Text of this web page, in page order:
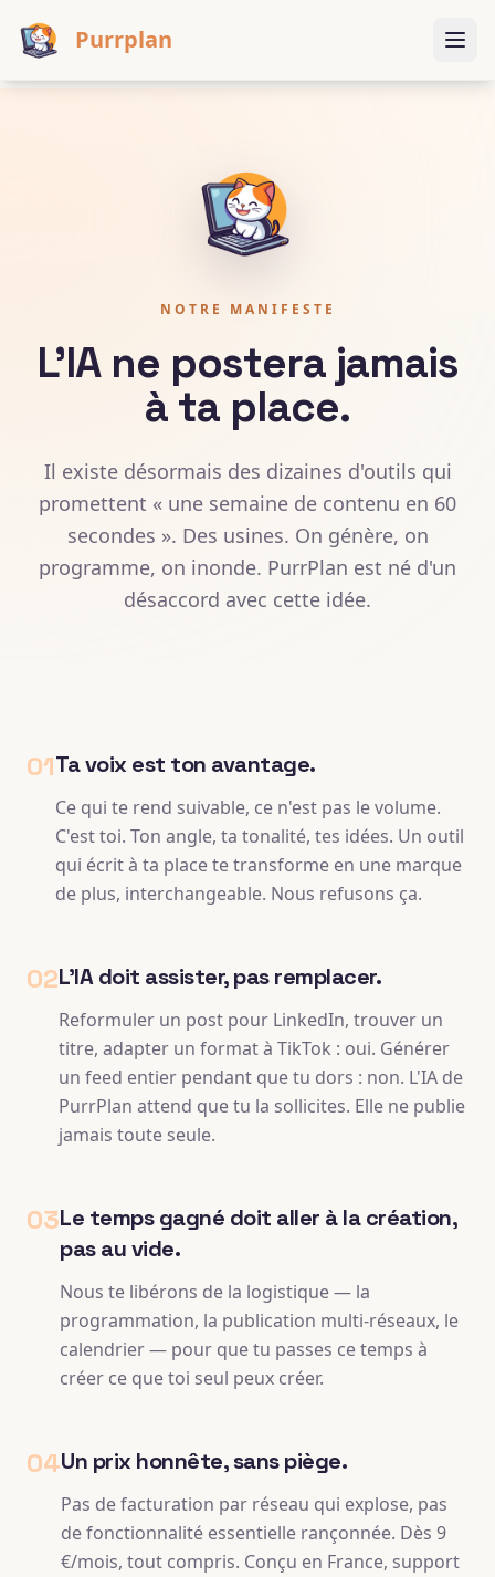
Purrplan
NOTRE MANIFESTE
L'IA ne postera jamais
à ta place.
Il existe désormais des dizaines d'outils qui
promettent « une semaine de contenu en 60
secondes ». Des usines. On génère, on
programme, on inonde. PurrPlan est né d'un
désaccord avec cette idée.
01Ta voix est ton avantage.
Ce qui te rend suivable, ce n'est pas le volume.
C'est toi. Ton angle, ta tonalité, tes idées. Un outil
qui écrit à ta place te transforme en une marque
de plus, interchangeable. Nous refusons ça.
02L'IA doit assister, pas remplacer.
Reformuler un post pour LinkedIn, trouver un
titre, adapter un format à TikTok : oui. Générer
un feed entier pendant que tu dors : non. L'IA de
PurrPlan attend que tu la sollicites. Elle ne publie
jamais toute seule.
03Le temps gagné doit aller à la création,
pas au vide.
Nous te libérons de la logistique — la
programmation, la publication multi-réseaux, le
calendrier — pour que tu passes ce temps à
créer ce que toi seul peux créer.
04Un prix honnête, sans piège.
Pas de facturation par réseau qui explose, pas
de fonctionnalité essentielle rançonnée. Dès 9
€/mois, tout compris. Conçu en France, support